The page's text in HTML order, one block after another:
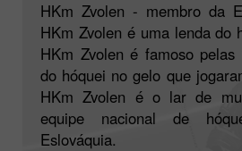
HKm Zvolen - membro da
HKm Zvolen é uma lenda do
HKm Zvolen é famoso pelas
do hóquei no gelo que
HKm Zvolen é o lar de
equipe nacional de
Eslováquia.